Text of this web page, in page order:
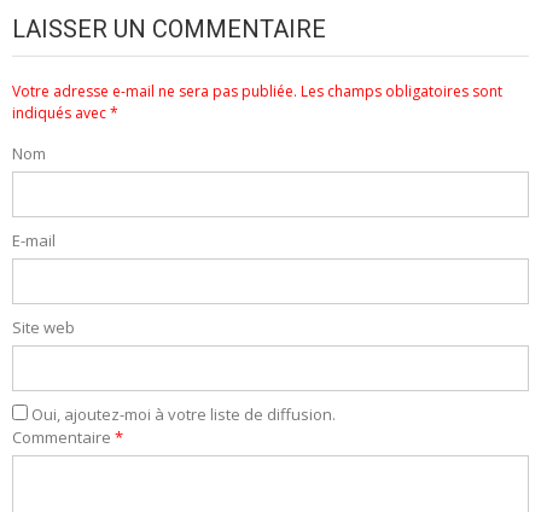
LAISSER UN COMMENTAIRE
Votre adresse e-mail ne sera pas publiée. Les champs obligatoires sont
indiqués avec*
Nom
E-mail
Site web
Oui, ajoutez-moi à votre liste de diffusion.
Commentaire *